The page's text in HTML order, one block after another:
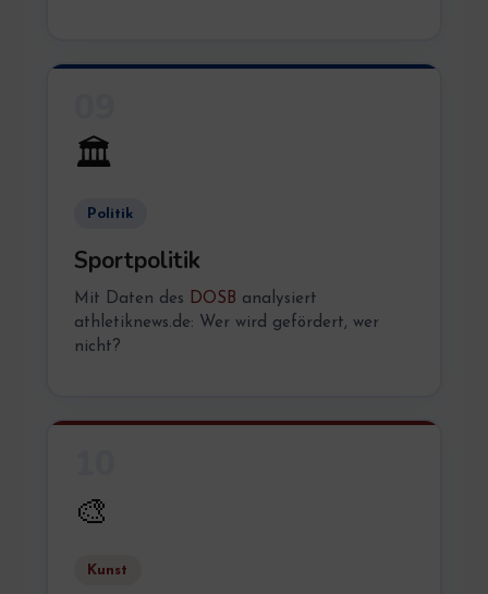
🏛️
Politik
Sportpolitik
Mit Daten des DOSB analysiert
athletiknews.de: Wer wird gefördert, wer
nicht?
🎨
Kunst